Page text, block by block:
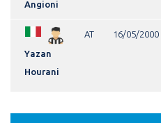
Angioni
Yazan
Hourani
AT 16/05/2000